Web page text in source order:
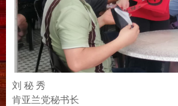
刘 秘 秀
肯亚兰党秘书长